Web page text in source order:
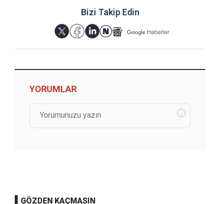
Bizi Takip Edin
YORUMLAR
GÖZDEN KAÇMASIN